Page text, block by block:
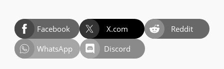
Facebook X.com
Reddit
WhatsApp
Discord